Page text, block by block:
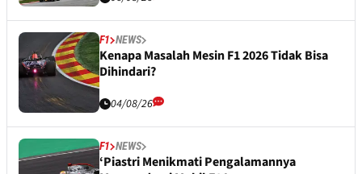
F1 NEWS
Kenapa Masalah Mesin F1 2026 Tidak Bisa
Dihindari?
04/08/26
F1 NEWS
‘Piastri Menikmati Pengalamannya